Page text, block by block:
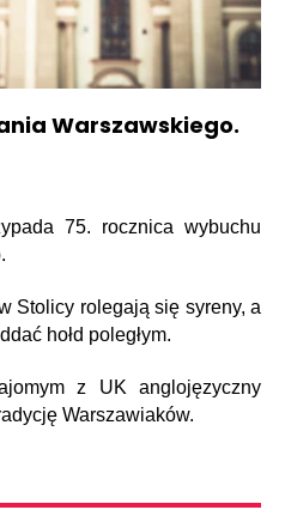
Warszawskiego.
75. rocznica wybuchu
Stolicy rolegają się syreny, a
hołd poległym.
z UK anglojęzyczny
Warszawiaków.